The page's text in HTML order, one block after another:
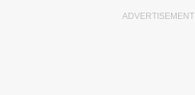
ADVERTISEMENT